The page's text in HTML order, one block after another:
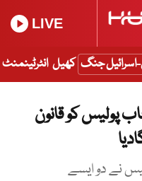
LIVE
اسرائیل جنگ کھیل انٹرٹینمنٹ
پولیس کو قانون
نے دو ایسے